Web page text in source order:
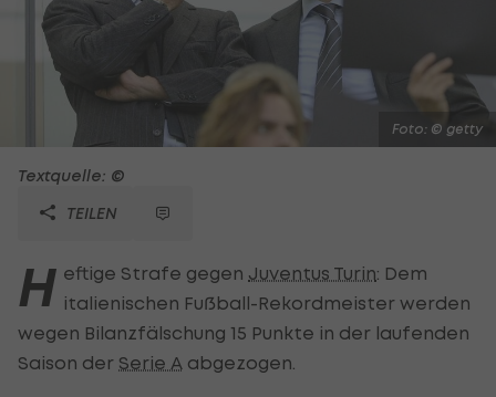
Foto: © getty
Textquelle: ©
TEILEN
H eftige Strafe gegen Juventus Turin: Dem
italienischen Fußball-Rekordmeister werden
wegen Bilanzfälschung 15 Punkte in der laufenden
Saison der Serie A abgezogen.